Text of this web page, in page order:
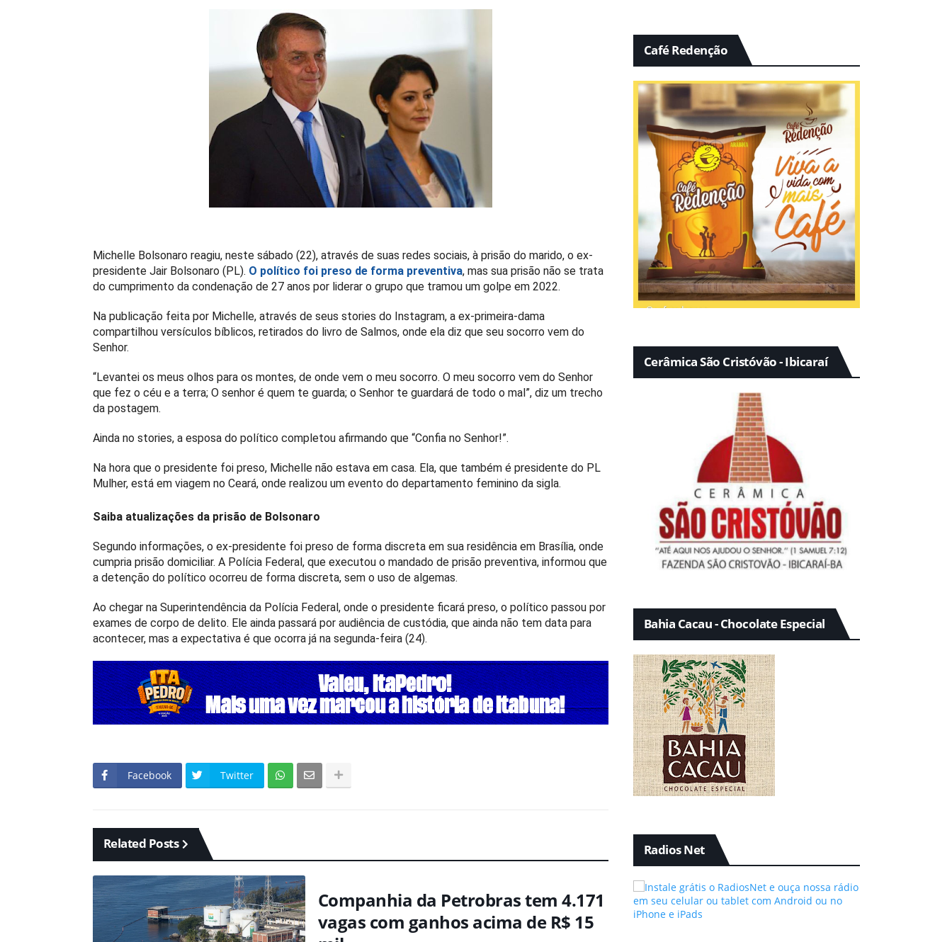
Michelle Bolsonaro reagiu, neste sábado (22), através de suas redes sociais, à prisão do marido, o ex-
presidente Jair Bolsonaro (PL). O político foi preso de forma preventiva, mas sua prisão não se trata
do cumprimento da condenação de 27 anos por liderar o grupo que tramou um golpe em 2022.
Na publicação feita por Michelle, através de seus stories do Instagram, a ex-primeira-dama
compartilhou versículos bíblicos, retirados do livro de Salmos, onde ela diz que seu socorro vem do
Senhor.
“Levantei os meus olhos para os montes, de onde vem o meu socorro. O meu socorro vem do Senhor
que fez o céu e a terra; O senhor é quem te guarda; o Senhor te guardará de todo o mal”, diz um trecho
da postagem.
Ainda no stories, a esposa do político completou afirmando que “Confia no Senhor!”.
Na hora que o presidente foi preso, Michelle não estava em casa. Ela, que também é presidente do PL
Mulher, está em viagem no Ceará, onde realizou um evento do departamento feminino da sigla.
Saiba atualizações da prisão de Bolsonaro
Segundo informações, o ex-presidente foi preso de forma discreta em sua residência em Brasília, onde
cumpria prisão domiciliar. A Polícia Federal, que executou o mandado de prisão preventiva, informou que
a detenção do político ocorreu de forma discreta, sem o uso de algemas.
Ao chegar na Superintendência da Polícia Federal, onde o presidente ficará preso, o político passou por
exames de corpo de delito. Ele ainda passará por audiência de custódia, que ainda não tem data para
acontecer, mas a expectativa é que ocorra já na segunda-feira (24).
Facebook Twitter
Related Posts
Companhia da Petrobras tem 4.171
vagas com ganhos acima de R$ 15
Café Redenção
Cerâmica São Cristóvão - Ibicaraí
Bahia Cacau - Chocolate Especial
Radios Net